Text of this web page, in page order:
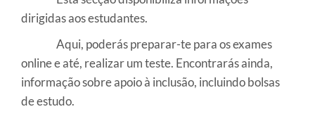
dirigidas aos estudantes.
Aqui, poderás preparar-te para os exames
online e até, realizar um teste. Encontrarás ainda,
informação sobre apoio à inclusão, incluindo bolsas
de estudo.